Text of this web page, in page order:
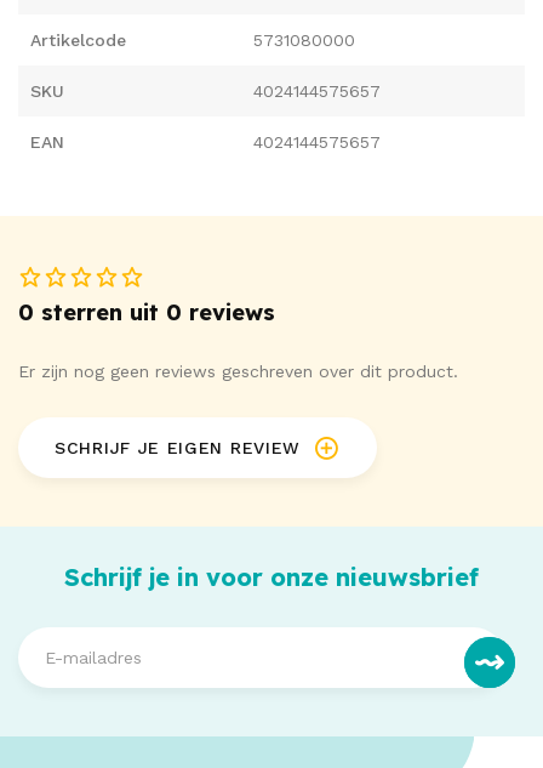
Artikelcode 5731080000
SKU 4024144575657
EAN 4024144575657
0 sterren uit 0 reviews
Er zijn nog geen reviews geschreven over dit product.
SCHRIJF JE EIGEN REVIEW
Schrijf je in voor onze nieuwsbrief